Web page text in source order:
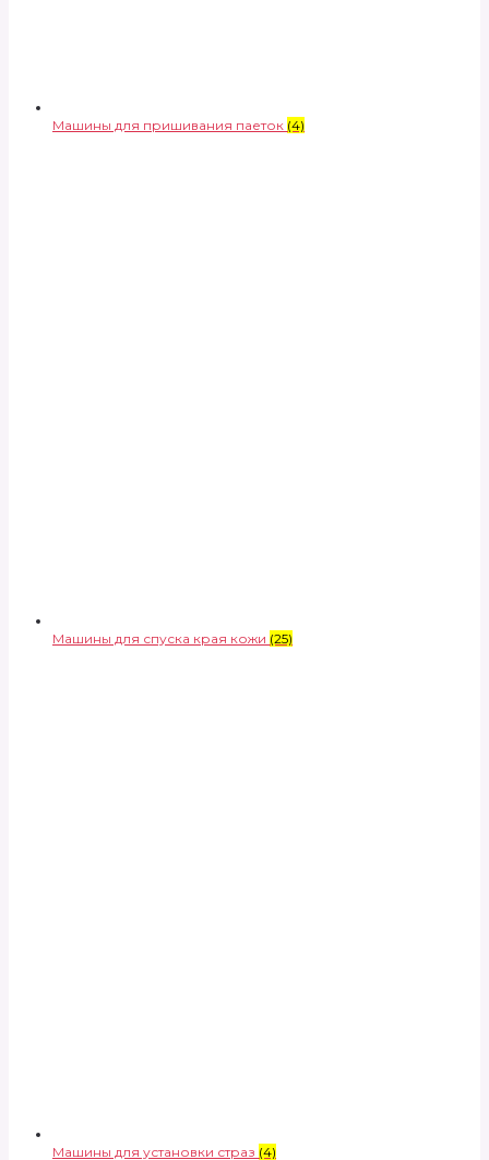
Машины для пришивания паеток (4)
Машины для спуска края кожи (25)
Машины для установки страз (4)